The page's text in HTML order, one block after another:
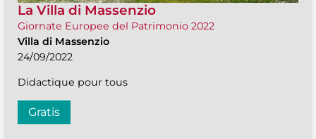
La Villa di Massenzio
Giornate Europee del Patrimonio 2022
Villa di Massenzio
24/09/2022
Didactique pour tous
Gratis